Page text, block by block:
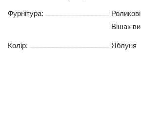
Фурнітура:
Вішак
Колір: Яблуня